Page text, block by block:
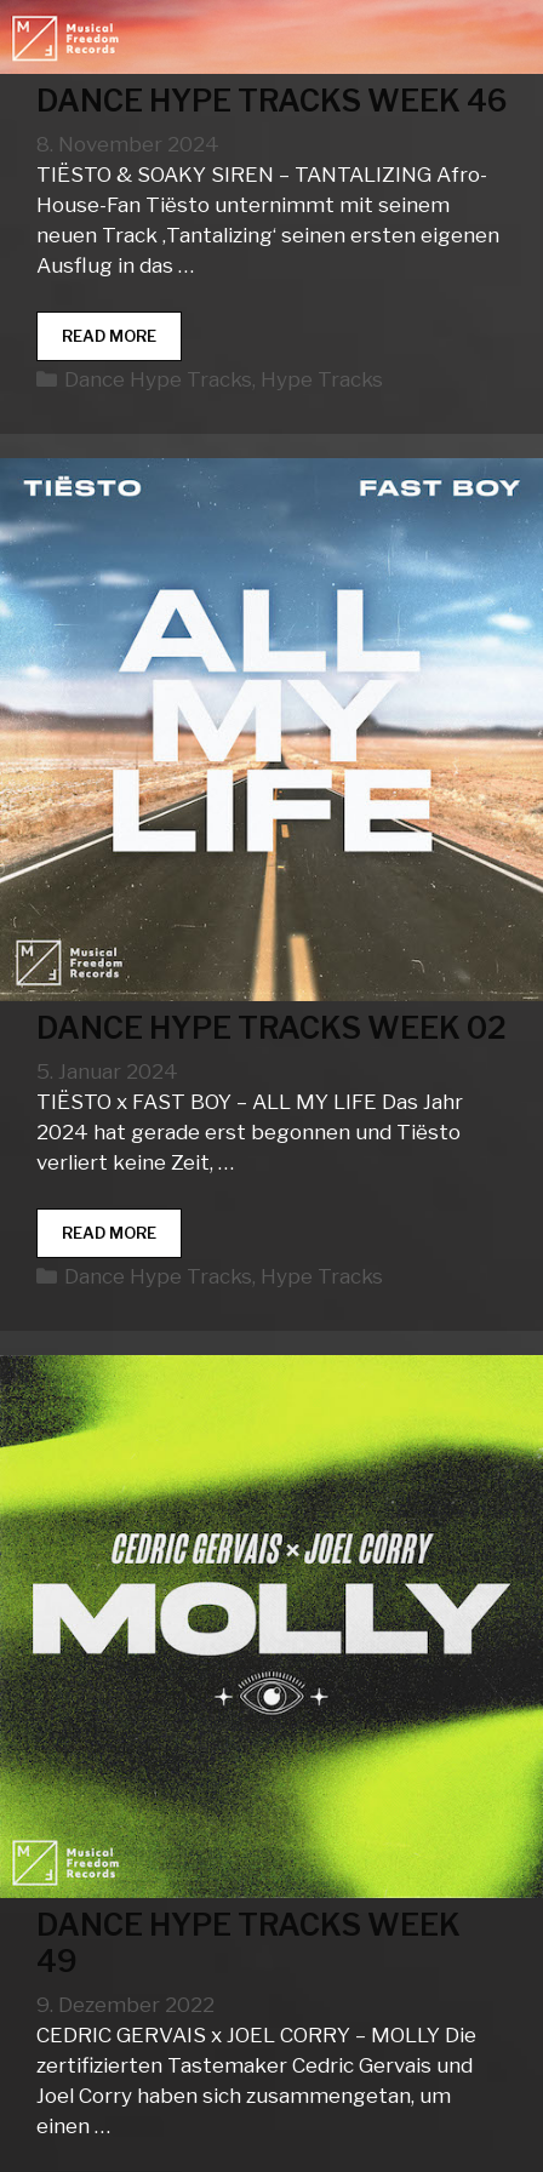
DANCE HYPE TRACKS WEEK 46
8. November 2024
TIËSTO & SOAKY SIREN – TANTALIZING Afro-
House-Fan Tiësto unternimmt mit seinem
neuen Track ‚Tantalizing‘ seinen ersten eigenen
Ausflug in das …
READ MOREDANCE
HYPE
TRACKS
Kategorien
Dance Hype Tracks, Hype Tracks
DANCE HYPE TRACKS WEEK 02
5. Januar 2024
TIËSTO x FAST BOY – ALL MY LIFE Das Jahr
2024 hat gerade erst begonnen und Tiësto
verliert keine Zeit, …
READ MOREDANCE
HYPE
TRACKS
Kategorien
Dance Hype Tracks, Hype Tracks
DANCE HYPE TRACKS WEEK
49
9. Dezember 2022
CEDRIC GERVAIS x JOEL CORRY – MOLLY Die
zertifizierten Tastemaker Cedric Gervais und
Joel Corry haben sich zusammengetan, um
einen …